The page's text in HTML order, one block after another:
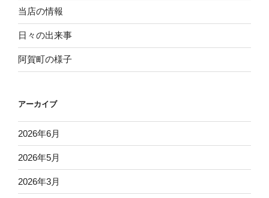
当店の情報
日々の出来事
阿賀町の様子
アーカイブ
2026年6月
2026年5月
2026年3月